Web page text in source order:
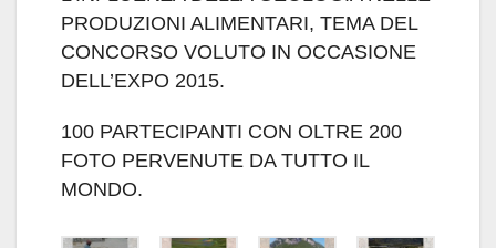
PRODUZIONI ALIMENTARI, TEMA DEL
CONCORSO VOLUTO IN OCCASIONE
DELL’EXPO 2015.
100 PARTECIPANTI CON OLTRE 200
FOTO PERVENUTE DA TUTTO IL
MONDO.